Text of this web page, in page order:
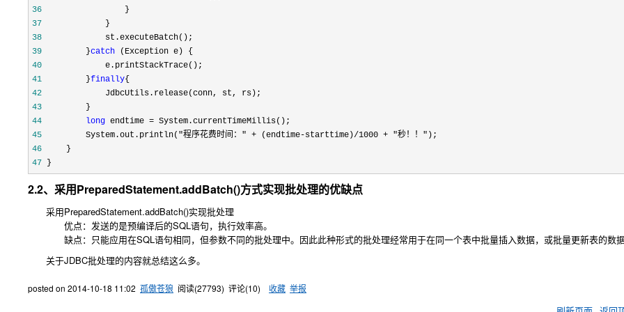
36
37
38
39
         }
catch
40
41
         }
finally
42
43
44
long endtime =
45
         System.out.println("程序花费时间：" + (endtime-starttime)/1000 + "秒！！"
46
47 }
2.2、采用PreparedStatement.addBatch()方式实现批处理的优缺点
采用PreparedStatement.addBatch()实现批处理
优点：发送的是预编译后的SQL语句，执行效率高。
缺点：只能应用在SQL语句相同，但参数不同的批处理中。因此此种形式的批处理经常用于在同一个表中批量插入数据，或批量更新表的数据
关于JDBC批处理的内容就总结这么多。
posted on 2014-10-18 11:02 孤傲苍狼 阅读(27793) 评论(10) 收藏 举报